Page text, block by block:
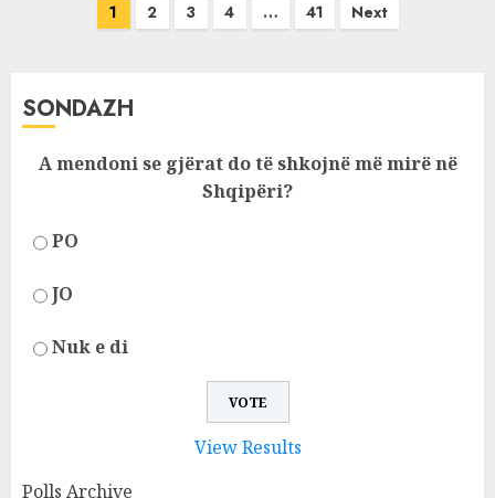
1 2 3 4 … 41 Next
SONDAZH
A mendoni se gjërat do të shkojnë më mirë në
Shqipëri?
PO
JO
Nuk e di
View Results
Polls Archive